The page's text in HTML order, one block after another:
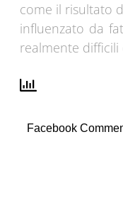
come il risultato
influenzato da
realmente difficili
Facebook